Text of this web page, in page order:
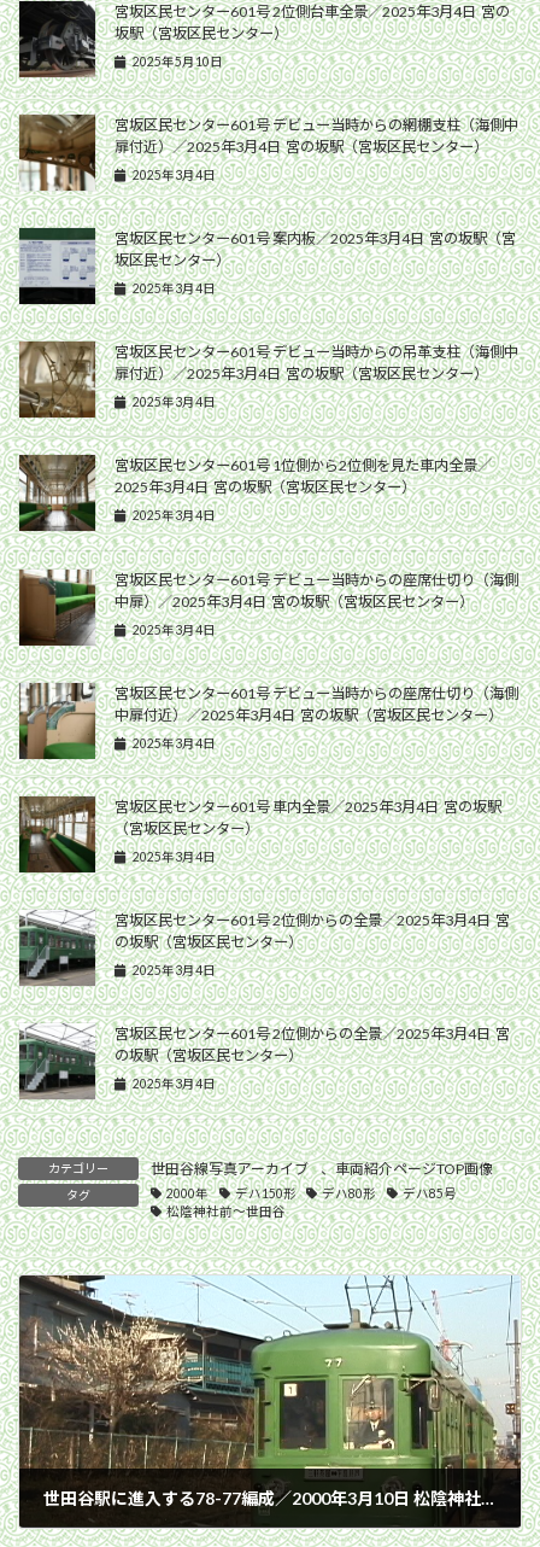
宮坂区民センター601号 2位側台車全景／2025年3月4日 宮の
坂駅（宮坂区民センター）
2025年5月10日
宮坂区民センター601号 デビュー当時からの網棚支柱（海側中
扉付近）／2025年3月4日 宮の坂駅（宮坂区民センター）
2025年3月4日
宮坂区民センター601号 案内板／2025年3月4日 宮の坂駅（宮
坂区民センター）
2025年3月4日
宮坂区民センター601号 デビュー当時からの吊革支柱（海側中
扉付近）／2025年3月4日 宮の坂駅（宮坂区民センター）
2025年3月4日
宮坂区民センター601号 1位側から2位側を見た車内全景／
2025年3月4日 宮の坂駅（宮坂区民センター）
2025年3月4日
宮坂区民センター601号 デビュー当時からの座席仕切り（海側
中扉）／2025年3月4日 宮の坂駅（宮坂区民センター）
2025年3月4日
宮坂区民センター601号 デビュー当時からの座席仕切り（海側
中扉付近）／2025年3月4日 宮の坂駅（宮坂区民センター）
2025年3月4日
宮坂区民センター601号 車内全景／2025年3月4日 宮の坂駅
（宮坂区民センター）
2025年3月4日
宮坂区民センター601号 2位側からの全景／2025年3月4日 宮
の坂駅（宮坂区民センター）
2025年3月4日
宮坂区民センター601号 2位側からの全景／2025年3月4日 宮
の坂駅（宮坂区民センター）
2025年3月4日
カテゴリー 世田谷線写真アーカイブ 、車両紹介ページTOP画像
タグ 2000年 デハ150形 デハ80形
デハ85号
松陰神社前〜世田谷
世田谷駅に進入する78-77編成／2000年3月10日 松陰神社前〜世田谷間
2000年3月10日